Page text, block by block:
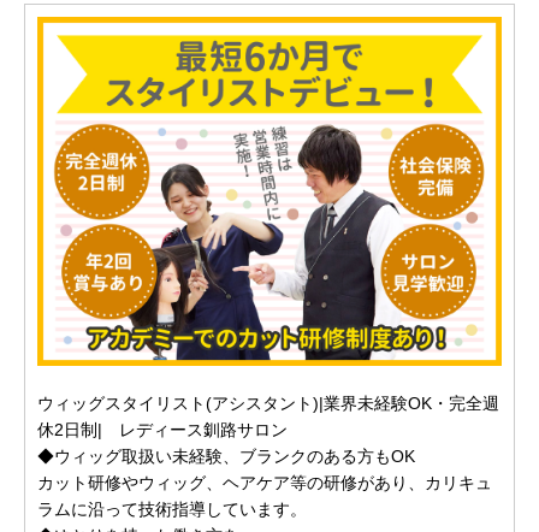
ウィッグスタイリスト(アシスタント)|業界未経験OK・完全週
休2日制| レディース釧路サロン
◆ウィッグ取扱い未経験、ブランクのある方もOK
カット研修やウィッグ、ヘアケア等の研修があり、カリキュ
ラムに沿って技術指導しています。